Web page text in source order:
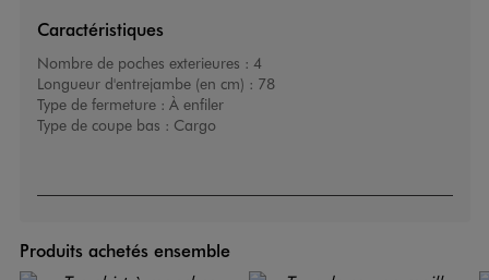
Caractéristiques
Nombre de poches exterieures : 4
Longueur d'entrejambe (en cm) : 78
Type de fermeture : À enfiler
Type de coupe bas : Cargo
Produits achetés ensemble